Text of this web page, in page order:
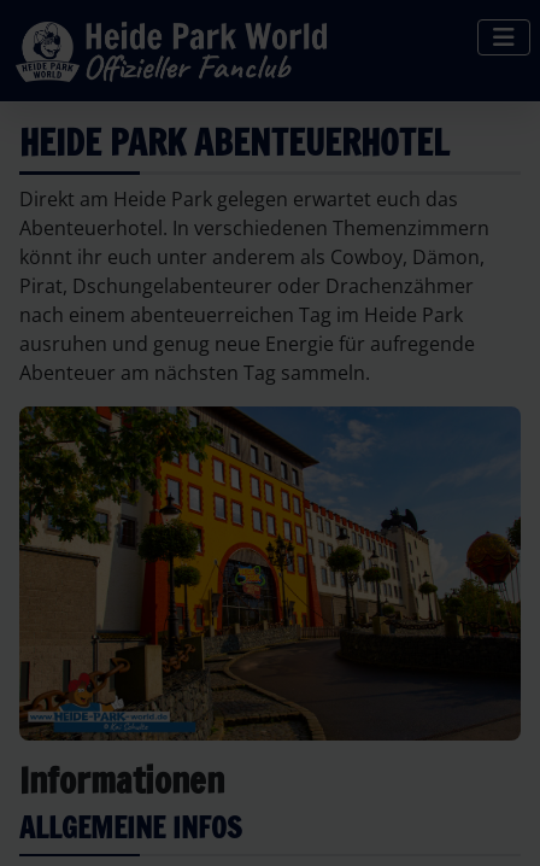
HEIDE PARK ABENTEUERHOTEL
Direkt am Heide Park gelegen erwartet euch das
Abenteuerhotel. In verschiedenen Themenzimmern
könnt ihr euch unter anderem als Cowboy, Dämon,
Pirat, Dschungelabenteurer oder Drachenzähmer
nach einem abenteuerreichen Tag im Heide Park
ausruhen und genug neue Energie für aufregende
Abenteuer am nächsten Tag sammeln.
Informationen
ALLGEMEINE INFOS